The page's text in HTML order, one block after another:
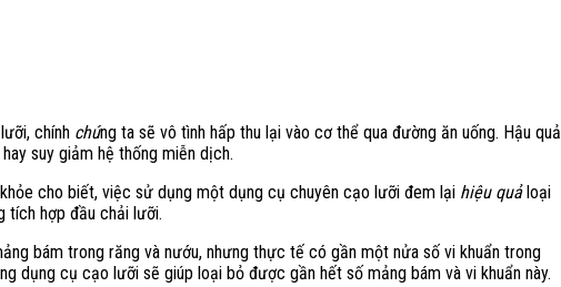
chính chúng ta sẽ vô tình hấp thu lại vào cơ thể qua đường ăn uống. Hậu quả
suy giảm hệ thống miễn dịch.
cho biết, việc sử dụng một dụng cụ chuyên cạo lưỡi đem lạihiệu quảloại
tích hợp đầu chải lưỡi.
bám trong răng và nướu, nhưng thực tế có gần một nửa số vi khuẩn trong
dụng cụ cạo lưỡi sẽ giúp loại bỏ được gần hết số mảng bám và vi khuẩn này.